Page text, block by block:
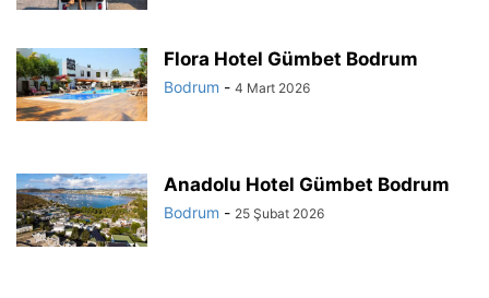
Flora Hotel Gümbet Bodrum
Bodrum - 4 Mart 2026
Anadolu Hotel Gümbet Bodrum
Bodrum - 25 Şubat 2026